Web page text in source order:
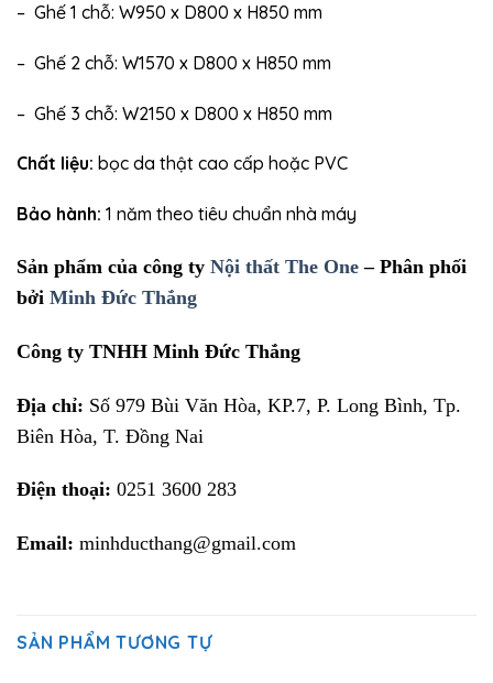
– Ghế 1 chỗ: W950 x D800 x H850 mm
– Ghế 2 chỗ: W1570 x D800 x H850 mm
– Ghế 3 chỗ: W2150 x D800 x H850 mm
Chất liệu: bọc da thật cao cấp hoặc PVC
Bảo hành: 1 năm theo tiêu chuẩn nhà máy
Sản phẩm của công ty Nội thất The One – Phân phối
bởi Minh Đức Thắng
Công ty TNHH Minh Đức Thắng
Địa chỉ: Số 979 Bùi Văn Hòa, KP.7, P. Long Bình, Tp.
Biên Hòa, T. Đồng Nai
Điện thoại: 0251 3600 283
Email: minhducthang@gmail.com
SẢN PHẨM TƯƠNG TỰ